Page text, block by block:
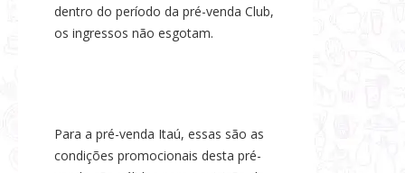
dentro do período da pré-venda Club,
os ingressos não esgotam.
Para a pré-venda Itaú, essas são as
condições promocionais desta pré-